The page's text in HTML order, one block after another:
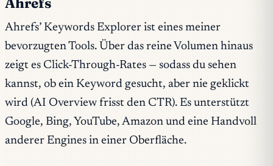
Ahrefs’ Keywords Explorer ist eines meiner
bevorzugten Tools. Über das reine Volumen hinaus
zeigt es Click-Through-Rates — sodass du sehen
kannst, ob ein Keyword gesucht, aber nie geklickt
wird (AI Overview frisst den CTR). Es unterstützt
Google, Bing, YouTube, Amazon und eine Handvoll
anderer Engines in einer Oberfläche.